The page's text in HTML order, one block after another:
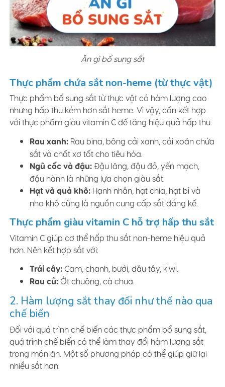
Ăn gì bổ sung sắt
Thực phẩm chứa sắt non-heme (từ thực vật)
Thực phẩm bổ sung sắt từ thực vật có hàm lượng cao
nhưng hấp thu kém hơn sắt heme. Vì vậy, cần kết hợp
với thực phẩm giàu vitamin C để tăng hiệu quả hấp thu.
Rau xanh:Rau bina, bông cải xanh, cải xoăn chứa
sắt và chất xơ tốt cho tiêu hóa.
Ngũ cốc và đậu:Đậu lăng, đậu đỏ, yến mạch,
đậu nành là những lựa chọn giàu sắt.
Hạt và quả khô:Hạnh nhân, hạt chia, hạt bí và
nho khô cũng là nguồn cung cấp sắt đáng kể.
Thực phẩm giàu vitamin C hỗ trợ hấp thu sắt
Vitamin C giúp cơ thể hấp thu sắt non-heme hiệu quả
hơn. Nên kết hợp sắt với:
Trái cây:Cam, chanh, bưởi, dâu tây, kiwi.
Rau củ:Ớt chuông, cà chua.
2. Hàm lượng sắt thay đổi như thế nào qua
chế biến
Đối với quá trình chế biến các thực phẩm bổ sung sắt,
quá trình chế biến có thể làm thay đổi hàm lượng sắt
trong món ăn. Một số phương pháp có thể giúp giữ lại
nhiều sắt hơn.